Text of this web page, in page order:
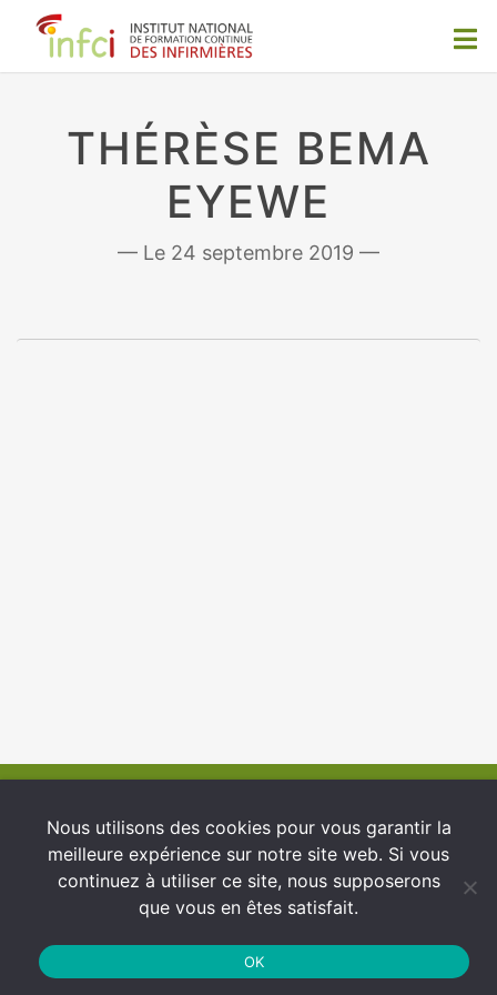
THÉRÈSE BEMA
EYEWE
24 septembre 2019
Nous utilisons des cookies pour vous garantir la
meilleure expérience sur notre site web. Si vous
continuez à utiliser ce site, nous supposerons
que vous en êtes satisfait.
OK
Conditions générales d’utilisation
Protection des Données